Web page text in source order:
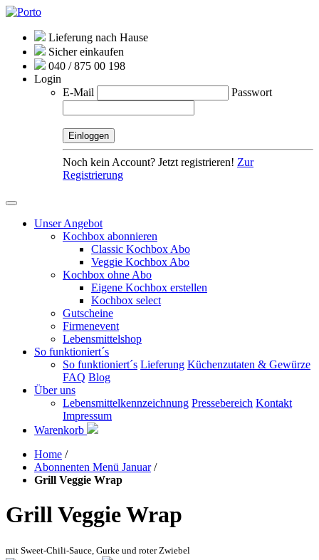
Lieferung nach Hause
Sicher einkaufen
040 / 875 00 198
Login
E-Mail
Passwort
Noch kein Account? Jetzt registrieren! Zur
Registrierung
Unser Angebot
Kochbox abonnieren
Classic Kochbox Abo
Veggie Kochbox Abo
Kochbox ohne Abo
Eigene Kochbox erstellen
Kochbox select
Gutscheine
Firmenevent
Lebensmittelshop
So funktioniert´s
So funktioniert´s Lieferung Küchenzutaten & Gewürze
FAQ Blog
Über uns
Lebensmittelkennzeichnung Pressebereich Kontakt
Impressum
Warenkorb
Home /
Abonnenten Menü Januar /
Grill Veggie Wrap
Grill Veggie Wrap
mit Sweet-Chili-Sauce, Gurke und roter Zwiebel